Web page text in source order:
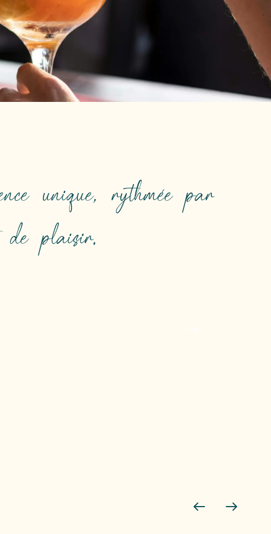
unique, rythmée par
de plaisir.